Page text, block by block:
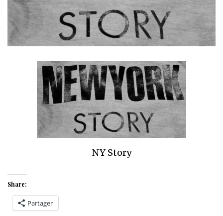
NY Story
Share:
Partager